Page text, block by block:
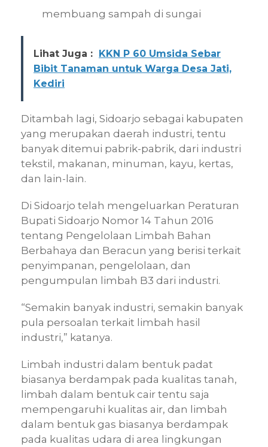
membuang sampah di sungai
Lihat Juga : KKN P 60 Umsida Sebar
Bibit Tanaman untuk Warga Desa Jati,
Kediri
Ditambah lagi, Sidoarjo sebagai kabupaten
yang merupakan daerah industri, tentu
banyak ditemui pabrik-pabrik, dari industri
tekstil, makanan, minuman, kayu, kertas,
dan lain-lain.
Di Sidoarjo telah mengeluarkan Peraturan
Bupati Sidoarjo Nomor 14 Tahun 2016
tentang Pengelolaan Limbah Bahan
Berbahaya dan Beracun yang berisi terkait
penyimpanan, pengelolaan, dan
pengumpulan limbah B3 dari industri.
“Semakin banyak industri, semakin banyak
pula persoalan terkait limbah hasil
industri,” katanya.
Limbah industri dalam bentuk padat
biasanya berdampak pada kualitas tanah,
limbah dalam bentuk cair tentu saja
mempengaruhi kualitas air, dan limbah
dalam bentuk gas biasanya berdampak
pada kualitas udara di area lingkungan